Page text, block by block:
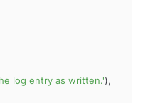
log entry as written.'),